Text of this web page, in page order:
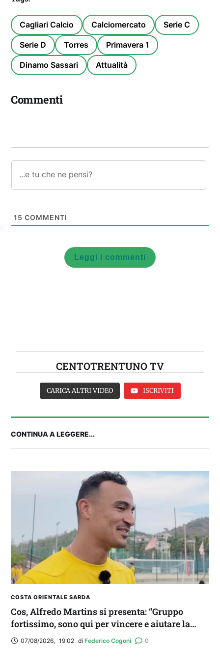
Cagliari Calcio Calciomercato Serie C
Serie D Torres Primavera 1
Dinamo Sassari Attualità
Commenti
15 COMMENTI
Leggi i commenti
CENTOTRENTUNO TV
FANTA 131 LIVE | La nuova stagione al
fantacalcio: le novità di Fanta 131 e chi
acquistare
CARICA ALTRI VIDEO ISCRIVITI
CONTINUA A LEGGERE...
COSTA ORIENTALE SARDA
Cos, Alfredo Martins si presenta: “Gruppo
fortissimo, sono qui per vincere e aiutare la
squadra. Idolo? Mi ispiro a Romario”
07/08/2026, 19:02 di Federico Cogoni 0